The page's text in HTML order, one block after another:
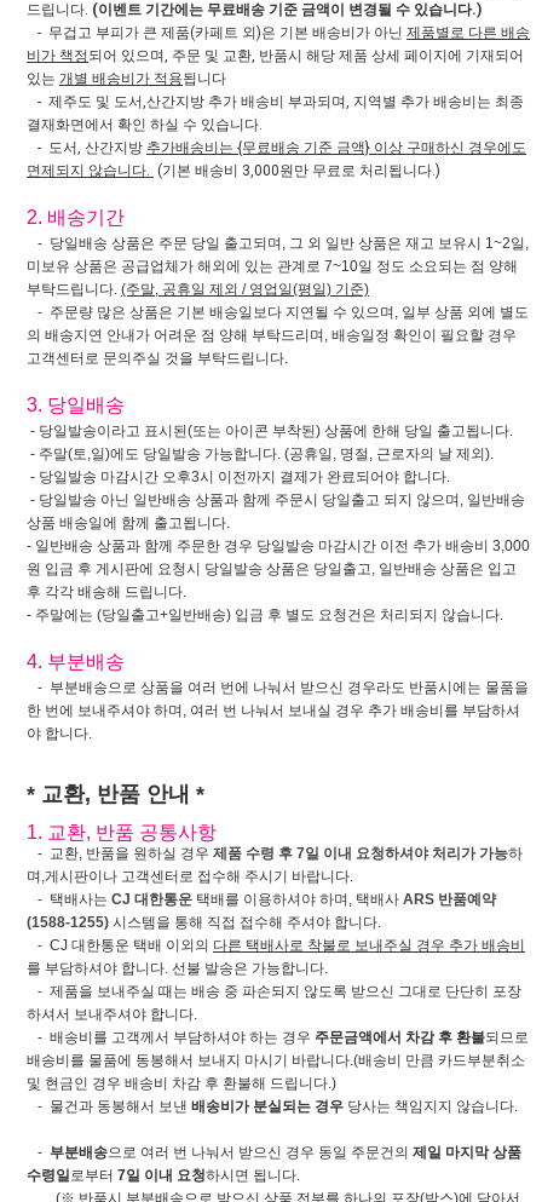
드립니다. (이벤트 기간에는 무료배송 기준 금액이 변경될 수 있습니다.)
- 무겁고 부피가 큰 제품(카페트 외)은 기본 배송비가 아닌 제품별로 다른 배송
비가 책정되어 있으며, 주문 및 교환, 반품시 해당 제품 상세 페이지에 기재되어
있는 개별 배송비가 적용됩니다
- 제주도 및 도서,산간지방 추가 배송비 부과되며, 지역별 추가 배송비는 최종
결재화면에서 확인 하실 수 있습니다.
- 도서, 산간지방 추가배송비는 {무료배송 기준 금액} 이상 구매하신 경우에도
면제되지 않습니다. (기본 배송비 3,000원만 무료로 처리됩니다.)
2. 배송기간
- 당일배송 상품은 주문 당일 출고되며, 그 외 일반 상품은 재고 보유시 1~2일,
미보유 상품은 공급업체가 해외에 있는 관계로 7~10일 정도 소요되는 점 양해
부탁드립니다. (주말, 공휴일 제외 / 영업일(평일) 기준)
- 주문량 많은 상품은 기본 배송일보다 지연될 수 있으며, 일부 상품 외에 별도
의 배송지연 안내가 어려운 점 양해 부탁드리며, 배송일정 확인이 필요할 경우
고객센터로 문의주실 것을 부탁드립니다.
3. 당일배송
- 당일발송이라고 표시된(또는 아이콘 부착된) 상품에 한해 당일 출고됩니다.
- 주말(토,일)에도 당일발송 가능합니다. (공휴일, 명절, 근로자의 날 제외).
- 당일발송 마감시간 오후3시 이전까지 결제가 완료되어야 합니다.
- 당일발송 아닌 일반배송 상품과 함께 주문시 당일출고 되지 않으며, 일반배송
상품 배송일에 함께 출고됩니다.
- 일반배송 상품과 함께 주문한 경우 당일발송 마감시간 이전 추가 배송비 3,000
원 입금 후 게시판에 요청시 당일발송 상품은 당일출고, 일반배송 상품은 입고
후 각각 배송해 드립니다.
- 주말에는 (당일출고+일반배송) 입금 후 별도 요청건은 처리되지 않습니다.
4. 부분배송
- 부분배송으로 상품을 여러 번에 나눠서 받으신 경우라도 반품시에는 물품을
한 번에 보내주셔야 하며, 여러 번 나눠서 보내실 경우 추가 배송비를 부담하셔
야 합니다.
* 교환, 반품 안내 *
1. 교환, 반품 공통사항
- 교환, 반품을 원하실 경우 제품 수령 후 7일 이내 요청하셔야 처리가 가능하
며,게시판이나 고객센터로 접수해 주시기 바랍니다.
- 택배사는 CJ 대한통운 택배를 이용하셔야 하며, 택배사 ARS 반품예약
(1588-1255) 시스템을 통해 직접 접수해 주셔야 합니다.
- CJ 대한통운 택배 이외의 다른 택배사로 착불로 보내주실 경우 추가 배송비
를 부담하셔야 합니다. 선불 발송은 가능합니다.
- 제품을 보내주실 때는 배송 중 파손되지 않도록 받으신 그대로 단단히 포장
하셔서 보내주셔야 합니다.
- 배송비를 고객께서 부담하셔야 하는 경우 주문금액에서 차감 후 환불되므로
배송비를 물품에 동봉해서 보내지 마시기 바랍니다.(배송비 만큼 카드부분취소
및 현금인 경우 배송비 차감 후 환불해 드립니다.)
- 물건과 동봉해서 보낸 배송비가 분실되는 경우 당사는 책임지지 않습니다.
- 부분배송으로 여러 번 나눠서 받으신 경우 동일 주문건의 제일 마지막 상품
수령일로부터 7일 이내 요청하시면 됩니다.